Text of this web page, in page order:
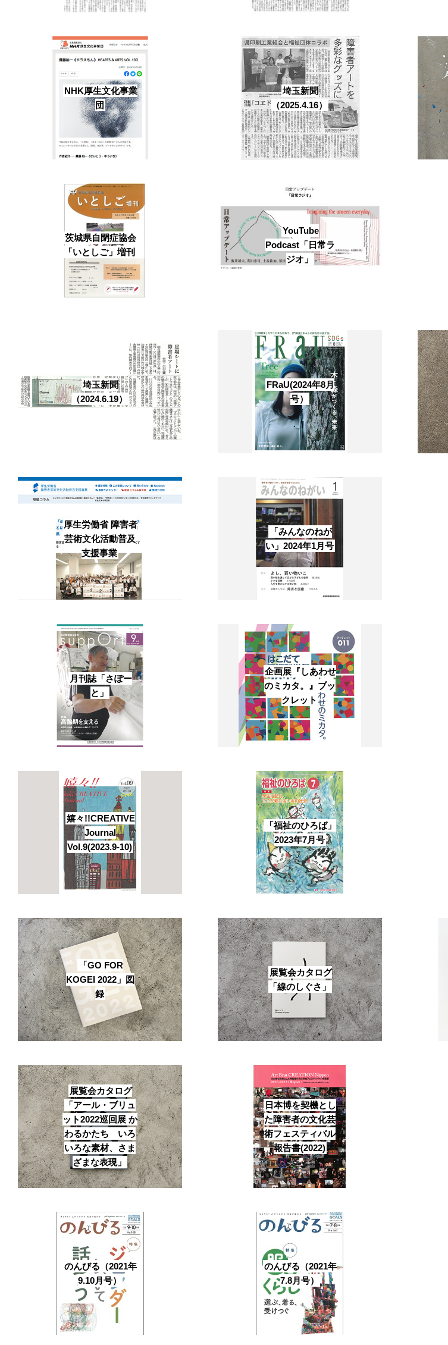
Exhibitions
Projects
社会福祉法人みぬま福祉会
NHK厚生文化事業
団
埼玉新聞
（2025.4.16）
茨城県自閉症協会
「いとしご」増刊
YouTube
Podcast「日常ラ
ジオ」
埼玉新聞
（2024.6.19）
FRaU(2024年8月
号）
厚生労働省 障害者
芸術文化活動普及
支援事業
「みんなのねが
い」2024年1月号
月刊誌「さぽー
と」
企画展『しあわせ
のミカタ。』ブッ
クレット
嬉々!!CREATIVE
Journal
Vol.9(2023.9-10)
「福祉のひろば」
2023年7月号
「GO FOR
KOGEI 2022」図
録
展覧会カタログ
「線のしぐさ」
展覧会カタログ
「アール・ブリュ
ット2022巡回展 か
わるかたち いろ
いろな素材、さま
ざまな表現」
日本博を契機とし
た障害者の文化芸
術フェスティバル
報告書(2022)
のんびる（2021年
9.10月号）
のんびる（2021年
7.8月号）